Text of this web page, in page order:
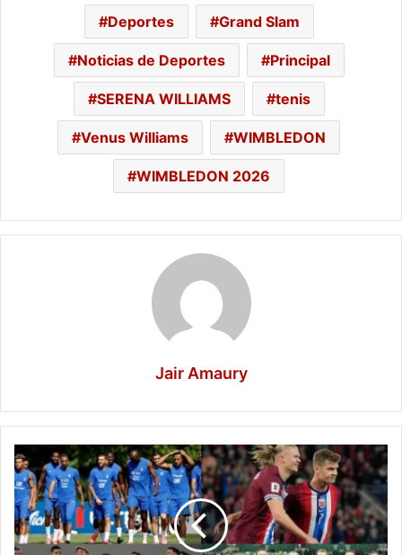
Deportes Grand Slam
Noticias de Deportes Principal
SERENA WILLIAMS tenis
Venus Williams WIMBLEDON
WIMBLEDON 2026
Jair Amaury
Expectativa
total:
lo
que
nos
espera